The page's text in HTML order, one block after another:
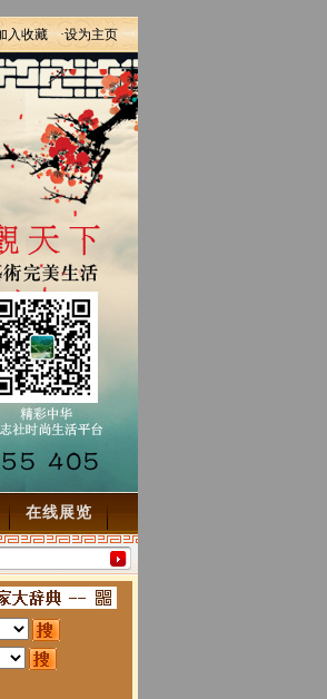
入收藏 ·设为主页
在线展览
画交流赛暨纪念抗
7/28
图”创作